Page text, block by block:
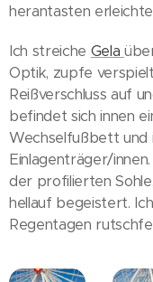
herantasten
Ich streiche Gela
Optik, zupfe
Reißverschluss auf
befindet sich innen
Wechselfußbett und
Einlagenträger/
der profilierten
hellauf begeistert.
Regentagen